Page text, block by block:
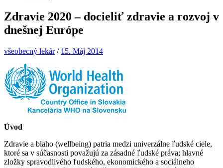
Zdravie 2020 – docieliť zdravie a rozvoj v
dnešnej Európe
všeobecný lekár/ 15. Máj 2014
Úvod
Zdravie a blaho (wellbeing) patria medzi univerzálne ľudské ciele,
ktoré sa v súčasnosti považujú za zásadné ľudské práva; hlavné
zložky spravodlivého ľudského, ekonomického a sociálneho